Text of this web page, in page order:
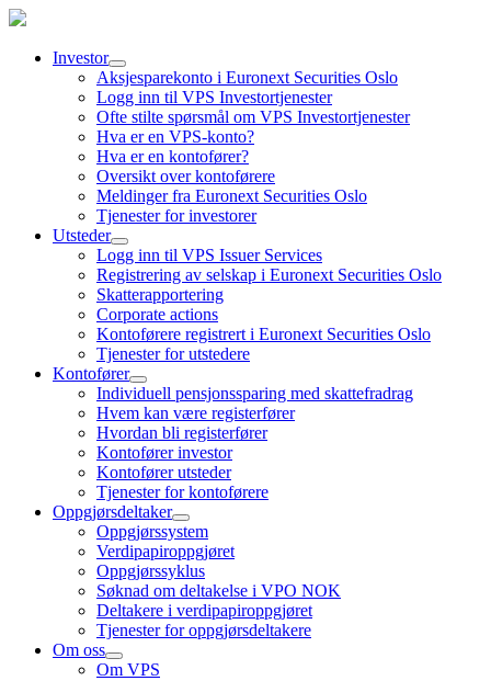
Investor
Aksjesparekonto i Euronext Securities Oslo
Logg inn til VPS Investortjenester
Ofte stilte spørsmål om VPS Investortjenester
Hva er en VPS-konto?
Hva er en kontofører?
Oversikt over kontoførere
Meldinger fra Euronext Securities Oslo
Tjenester for investorer
Utsteder
Logg inn til VPS Issuer Services
Registrering av selskap i Euronext Securities Oslo
Skatterapportering
Corporate actions
Kontoførere registrert i Euronext Securities Oslo
Tjenester for utstedere
Kontofører
Individuell pensjonssparing med skattefradrag
Hvem kan være registerfører
Hvordan bli registerfører
Kontofører investor
Kontofører utsteder
Tjenester for kontoførere
Oppgjørsdeltaker
Oppgjørssystem
Verdipapiroppgjøret
Oppgjørssyklus
Søknad om deltakelse i VPO NOK
Deltakere i verdipapiroppgjøret
Tjenester for oppgjørsdeltakere
Om oss
Om VPS